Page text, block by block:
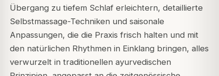
Übergang zu tiefem Schlaf erleichtern, detaillierte
Selbstmassage-Techniken und saisonale
Anpassungen, die die Praxis frisch halten und mit
den natürlichen Rhythmen in Einklang bringen, alles
verwurzelt in traditionellen ayurvedischen